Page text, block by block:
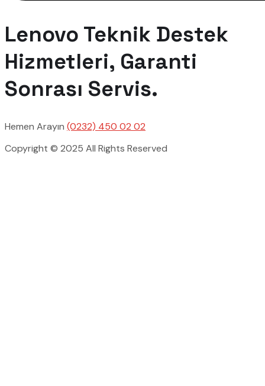
Lenovo Teknik Destek
Hizmetleri, Garanti
Sonrası Servis.
Hemen Arayın (0232) 450 02 02
Copyright © 2025 All Rights Reserved